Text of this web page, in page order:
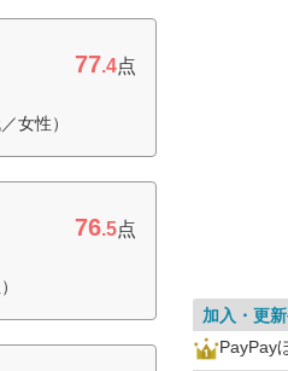
77.4点
女性）
76.5点
加入・更
PayPay